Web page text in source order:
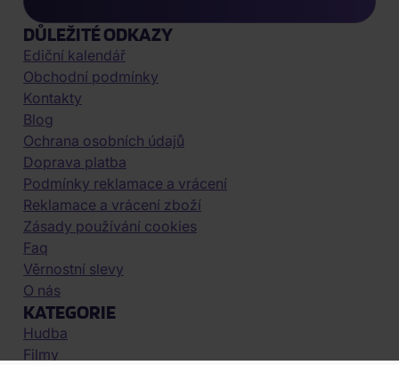
DŮLEŽITÉ ODKAZY
Ediční kalendář
Obchodní podmínky
Kontakty
Blog
Ochrana osobních údajů
Doprava platba
Podmínky reklamace a vrácení
Reklamace a vrácení zboží
Zásady používání cookies
Faq
Věrnostní slevy
O nás
KATEGORIE
Hudba
Filmy